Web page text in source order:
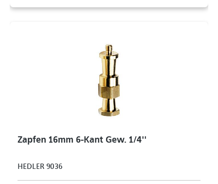
Zapfen 16mm 6-Kant Gew. 1/4''
HEDLER 9036